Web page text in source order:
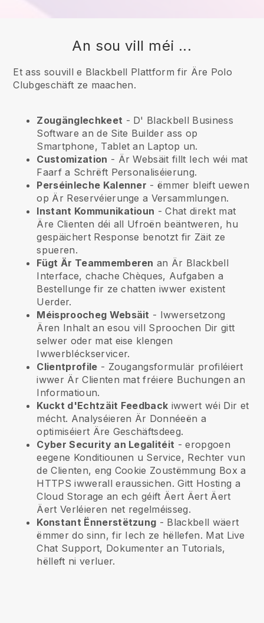
An sou vill méi ...
Et ass souvill e Blackbell Plattform fir Äre Polo
Clubgeschäft ze maachen.
Zougänglechkeet - D' Blackbell Business
Software an de Site Builder ass op
Smartphone, Tablet an Laptop un.
Customization - Är Websäit fillt Iech wéi mat
Faarf a Schrëft Personaliséierung.
Perséinleche Kalenner - ëmmer bleift uewen
op Är Reservéierunge a Versammlungen.
Instant Kommunikatioun - Chat direkt mat
Äre Clienten déi all Ufroën beäntweren, hu
gespäichert Response benotzt fir Zäit ze
spueren.
Fügt Är Teammemberen an Är Blackbell
Interface, chache Chèques, Aufgaben a
Bestellunge fir ze chatten iwwer existent
Uerder.
Méisproocheg Websäit - Iwwersetzong
Ären Inhalt an esou vill Sproochen Dir gitt
selwer oder mat eise klengen
Iwwerbléckservicer.
Clientprofile - Zougangsformulär profiléiert
iwwer Är Clienten mat fréiere Buchungen an
Informatioun.
Kuckt d'Echtzäit Feedback iwwert wéi Dir et
mécht. Analyséieren Är Donnéeën a
optimiséiert Äre Geschäftsdeeg.
Cyber Security an Legalitéit - eropgoen
eegene Konditiounen u Service, Rechter vun
de Clienten, eng Cookie Zoustëmmung Box a
HTTPS iwwerall eraussichen. Gitt Hosting a
Cloud Storage an ech géift Äert Äert Äert
Äert Verléieren net regelméisseg.
Konstant Ënnerstëtzung - Blackbell wäert
ëmmer do sinn, fir Iech ze hëllefen. Mat Live
Chat Support, Dokumenter an Tutorials,
hëlleft ni verluer.